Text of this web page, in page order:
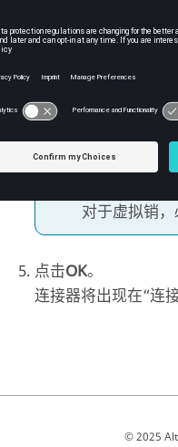
在“连接”工作台上，
在虚拟连接器对话框
在modeling window
您的选择将显示在虚
对于虚拟销，
点击OK。
连接器将出现在“连
© 2025